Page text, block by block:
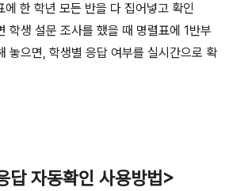
에 한 학년 모든 반을 다 집어넣고 확인
학생 설문 조사를 했을 때 명렬표에 1반부
놓으면, 학생별 응답 여부를 실시간으로 확
답 자동확인 사용방법>